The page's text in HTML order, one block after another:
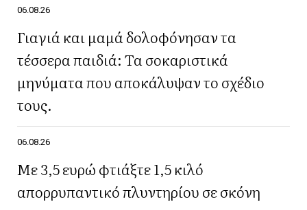
06.08.26
Γιαγιά και μαμά δολοφόνησαν τα
τέσσερα παιδιά: Τα σοκαριστικά
μηνύματα που αποκάλυψαν το σχέδιο
τους.
06.08.26
Με 3,5 ευρώ φτιάξτε 1,5 κιλό
απορρυπαντικό πλυντηρίου σε σκόνη